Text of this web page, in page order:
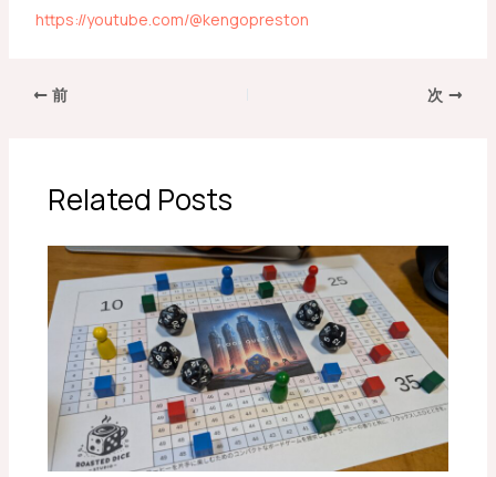
https://youtube.com/@kengopreston
前 次
Related Posts